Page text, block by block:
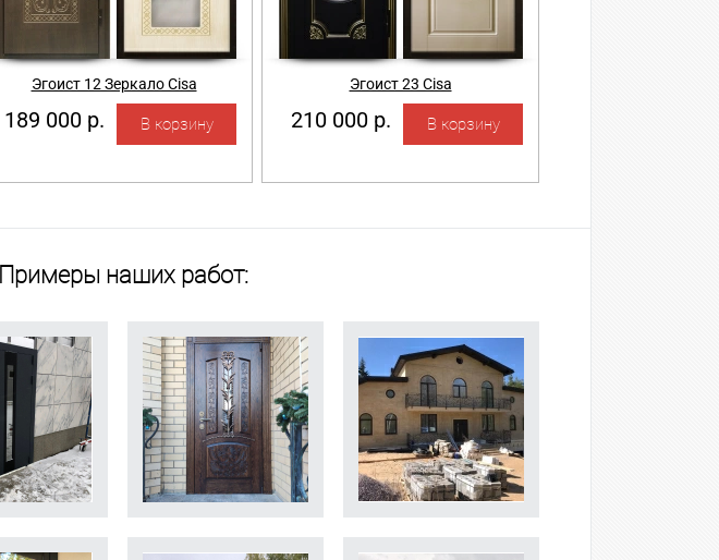
Эгоист 12 Зеркало Cisa
189 000 р.
Эгоист 23 Cisa
210 000 р.
Примеры наших работ: